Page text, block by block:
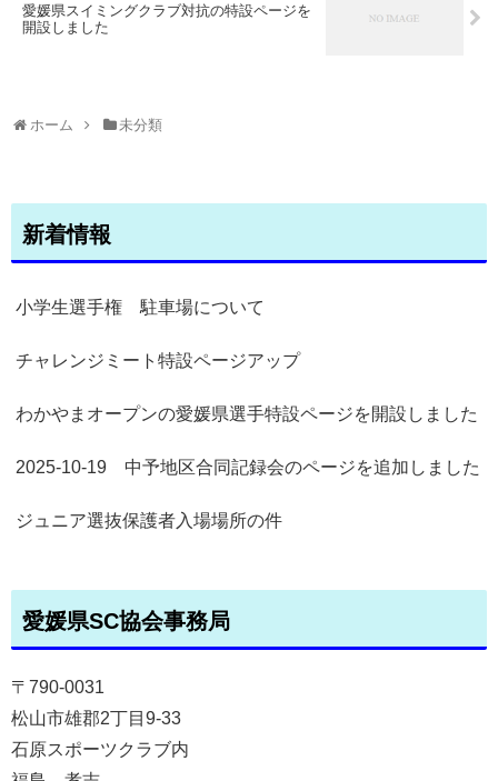
愛媛県スイミングクラブ対抗の特設ページを
開設しました
ホーム 未分類
新着情報
小学生選手権 駐車場について
チャレンジミート特設ページアップ
わかやまオープンの愛媛県選手特設ページを開設しました
2025-10-19 中予地区合同記録会のページを追加しました
ジュニア選抜保護者入場場所の件
愛媛県SC協会事務局
〒790-0031
松山市雄郡2丁目9-33
石原スポーツクラブ内